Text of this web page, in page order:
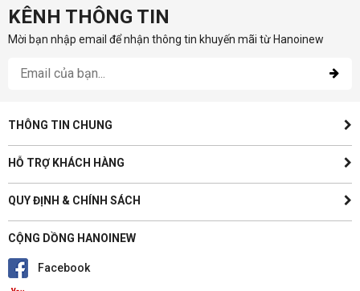
KÊNH THÔNG TIN
Mời bạn nhập email để nhận thông tin khuyến mãi từ Hanoinew
THÔNG TIN CHUNG
HỖ TRỢ KHÁCH HÀNG
QUY ĐỊNH & CHÍNH SÁCH
CỘNG DỒNG HANOINEW
Facebook